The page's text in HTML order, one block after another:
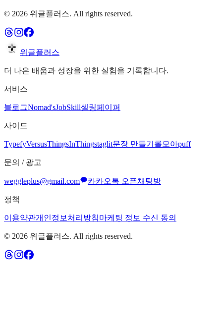
© 2026 위글플러스. All rights reserved.
위글플러스
더 나은 배움과 성장을 위한 실험을 기록합니다.
서비스
블로그Nomad'sJobSkill셀링페이퍼
사이드
TypefyVersusThingsInThingstaglit문장 만들기 롤모아puff
문의 / 광고
weggleplus@gmail.com 카카오톡 오픈채팅방
정책
이용약관개인정보처리방침마케팅 정보 수신 동의
© 2026 위글플러스. All rights reserved.